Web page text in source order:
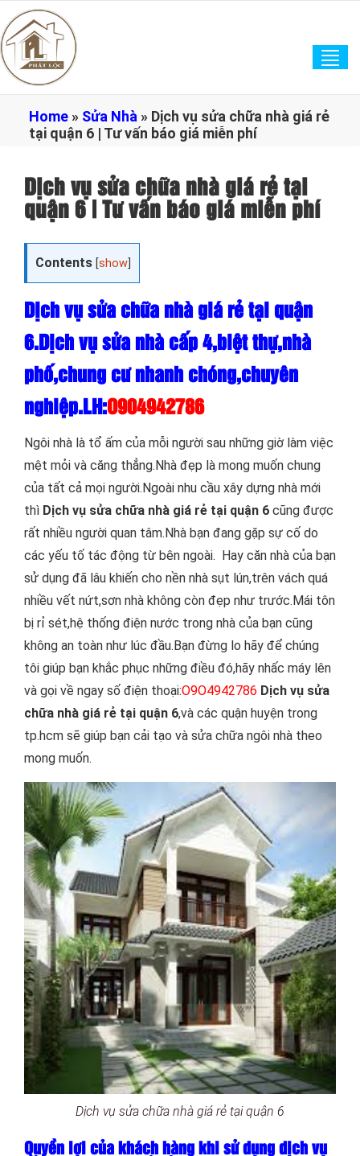
Home » Sửa Nhà » Dịch vụ sửa chữa nhà giá rẻ
tại quận 6 | Tư vấn báo giá miễn phí
Dịch vụ sửa chữa nhà giá rẻ tại
quận 6 | Tư vấn báo giá miễn phí
Contents [show
Dịch vụ sửa chữa nhà giá rẻ tại quận
6.Dịch vụ sửa nhà cấp 4,biệt thự,nhà
phố,chung cư nhanh chóng,chuyên
nghiệp.LH:O904942786
Ngôi nhà là tổ ấm của mỗi người sau những giờ làm việc
mệt mỏi và căng thẳng.Nhà đẹp là mong muốn chung
của tất cả mọi người.Ngoài nhu cầu xây dựng nhà mới
thì Dịch vụ sửa chữa nhà giá rẻ tại quận 6 cũng được
rất nhiều người quan tâm.Nhà bạn đang gặp sự cố do
các yếu tố tác động từ bên ngoài. Hay căn nhà của bạn
sử dụng đã lâu khiến cho nền nhà sụt lún,trên vách quá
nhiều vết nứt,sơn nhà không còn đẹp như trước.Mái tôn
bị rỉ sét,hệ thống điện nước trong nhà của bạn cũng
không an toàn như lúc đầu.Bạn đừng lo hãy để chúng
tôi giúp bạn khắc phục những điều đó,hãy nhấc máy lên
và gọi về ngay số điện thoại:O9O4942786 Dịch vụ sửa
chữa nhà giá rẻ tại quận 6,và các quận huyện trong
tp.hcm sẽ giúp bạn cải tạo và sửa chữa ngôi nhà theo
mong muốn.
Dịch vụ sửa chữa nhà giá rẻ tại quận 6
Quyền lợi của khách hàng khi sử dụng dịch vụ